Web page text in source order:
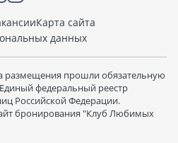
Карта сайта
данных
размещения прошли обязательную
федеральный реестр
Российской Федерации.
бронирования "Клуб Любимых